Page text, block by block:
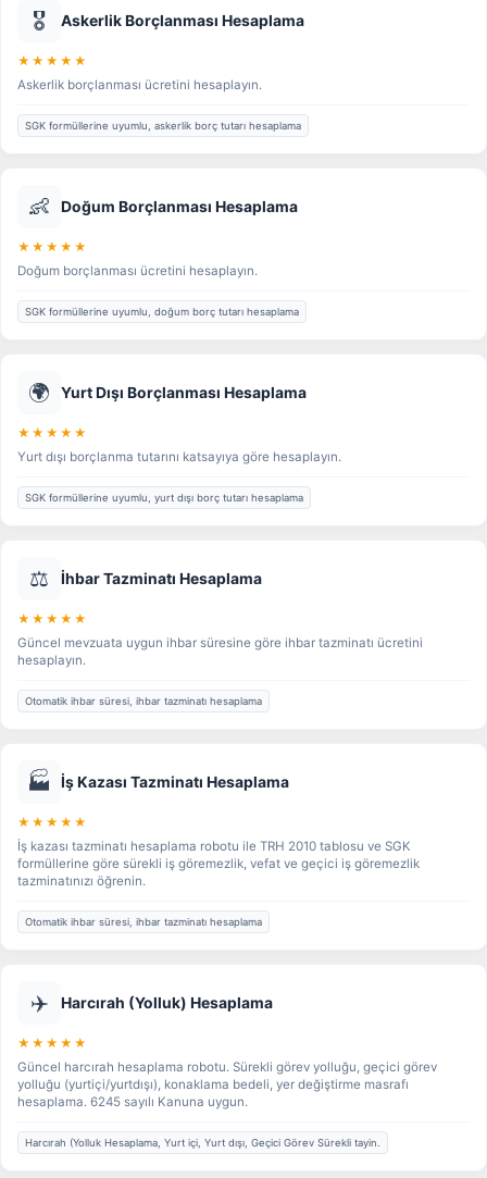
🎖️ Askerlik Borçlanması Hesaplama
★★★★★
Askerlik borçlanması ücretini hesaplayın.
SGK formüllerine uyumlu, askerlik borç tutarı hesaplama
👶 Doğum Borçlanması Hesaplama
★★★★★
Doğum borçlanması ücretini hesaplayın.
SGK formüllerine uyumlu, doğum borç tutarı hesaplama
🌍 Yurt Dışı Borçlanması Hesaplama
★★★★★
Yurt dışı borçlanma tutarını katsayıya göre hesaplayın.
SGK formüllerine uyumlu, yurt dışı borç tutarı hesaplama
⚖️ İhbar Tazminatı Hesaplama
★★★★★
Güncel mevzuata uygun ihbar süresine göre ihbar tazminatı ücretini
hesaplayın.
Otomatik ihbar süresi, ihbar tazminatı hesaplama
🏭 İş Kazası Tazminatı Hesaplama
★★★★★
İş kazası tazminatı hesaplama robotu ile TRH 2010 tablosu ve SGK
formüllerine göre sürekli iş göremezlik, vefat ve geçici iş göremezlik
tazminatınızı öğrenin.
Otomatik ihbar süresi, ihbar tazminatı hesaplama
✈️ Harcırah (Yolluk) Hesaplama
★★★★★
Güncel harcırah hesaplama robotu. Sürekli görev yolluğu, geçici görev
yolluğu (yurtiçi/yurtdışı), konaklama bedeli, yer değiştirme masrafı
hesaplama. 6245 sayılı Kanuna uygun.
Harcırah (Yolluk Hesaplama, Yurt içi, Yurt dışı, Geçici Görev Sürekli tayin.